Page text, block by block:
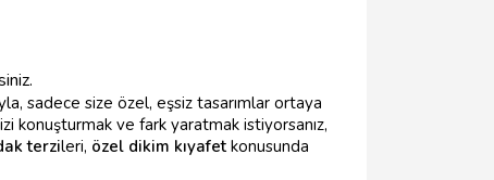
sadece size özel, eşsiz tasarımlar ortaya
konuşturmak ve fark yaratmak istiyorsanız,
terzileri, özel dikim kıyafet konusunda